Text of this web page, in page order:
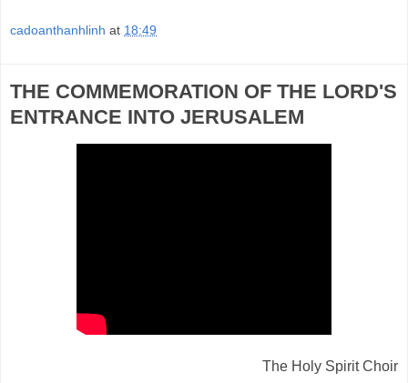
cadoanthanhlinh at 18:49
THE COMMEMORATION OF THE LORD'S
ENTRANCE INTO JERUSALEM
The Holy Spirit Choir